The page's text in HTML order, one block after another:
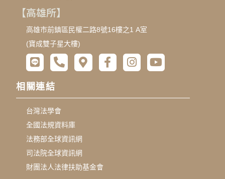
【高雄所】
高雄市前鎮區民權二路8號16樓之1 A室
(寶成雙子星大樓)
相關連結
台灣法學會
全國法規資料庫
法務部全球資訊網
司法院全球資訊網
財團法人法律扶助基金會